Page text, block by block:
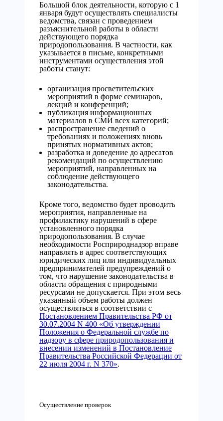
Большой блок деятельности, которую с 1
января будут осуществлять специалисты
ведомства, связан с проведением
разъяснительной работы в области
действующего порядка
природопользования. В частности, как
указывается в письме, конкретными
инструментами осуществления этой
работы станут:
организация просветительских
мероприятий в форме семинаров,
лекций и конференций;
публикация информационных
материалов в СМИ всех категорий;
распространение сведений о
требованиях и положениях вновь
принятых нормативных актов;
разработка и доведение до адресатов
рекомендаций по осуществлению
мероприятий, направленных на
соблюдение действующего
законодательства.
Кроме того, ведомство будет проводить
мероприятия, направленные на
профилактику нарушений в сфере
установленного порядка
природопользования. В случае
необходимости Росприроднадзор вправе
направлять в адрес соответствующих
юридических лиц или индивидуальных
предпринимателей предупреждений о
том, что нарушение законодательства в
области обращения с природными
ресурсами не допускается. При этом весь
указанный объем работы должен
осуществляться в соответствии с
Постановлением Правительства РФ от
30.07.2004 N 400 «Об утверждении
Положения о Федеральной службе по
надзору в сфере природопользования и
внесении изменений в Постановление
Правительства Российской Федерации от
22 июля 2004 г. N 370».
Осуществление проверок